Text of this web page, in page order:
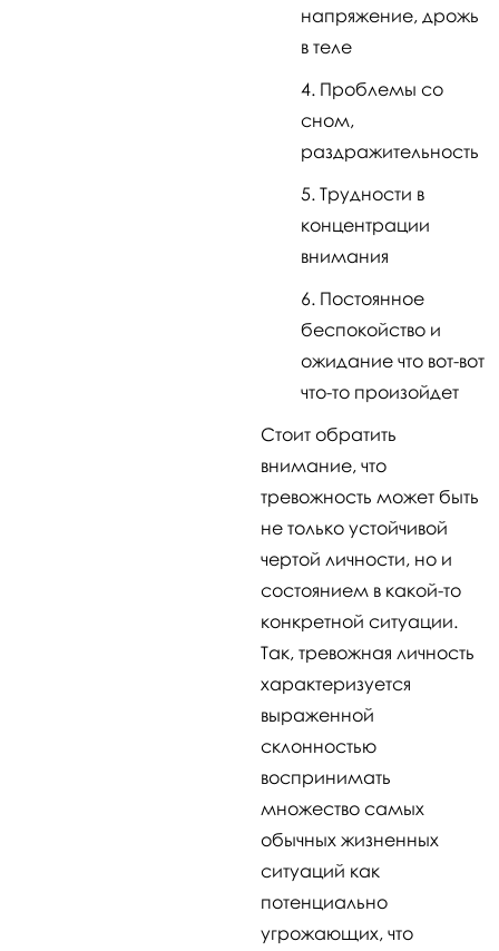
напряжение, дрожь
в теле
Проблемы со
сном,
раздражительность
Трудности в
концентрации
внимания
Постоянное
беспокойство и
ожидание что вот-вот
что-то произойдет
Стоит обратить
внимание, что
тревожность может быть
не только устойчивой
чертой личности, но и
состоянием в какой-то
конкретной ситуации.
Так, тревожная личность
характеризуется
выраженной
склонностью
воспринимать
множество самых
обычных жизненных
ситуаций как
потенциально
угрожающих, что